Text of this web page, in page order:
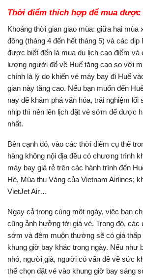
Thời điểm thích hợp để mua được
Khoảng thời gian giao mùa: giữa hai mùa
đông (tháng 4 đến hết tháng 5) và các dịp
được biết đến là mua du lịch cao điểm và
lượng người đổ về Huế tăng cao so với
chính là lý do khiến vé máy bay đi Huế
gian này tăng cao. Nếu bạn muốn đến
nay để khám phá văn hóa, trải nghiệm lối
nhịp thì nên lên lịch đặt vé sớm để được
nhất.
Bên cạnh đó, vào các thời điểm cụ thể
hàng không nội địa đều có chương trình
máy bay giá rẻ trên các hành trình đến
Hè, Mùa thu Vàng của Vietnam Airlines;
VietJet Air…
Ngay cả trong cùng một ngày, việc bạn
cũng ảnh hưởng tới giá vé. Trong đó, các
sớm và đêm muộn thường sẽ có giá
khung giờ bay khác trong ngày. Nếu như
nhỏ, người già, người có vấn đề về sức
thể chọn đặt vé vào khung giờ bay sáng